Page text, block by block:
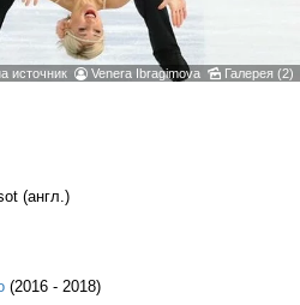
источник  Venera Ibragimova  Галерея (2)
(англ.)
(2016 - 2018)